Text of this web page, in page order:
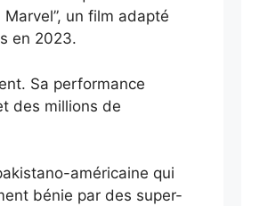
un film adapté
en 2023.
Sa performance
des millions de
américaine qui
bénie par des super-